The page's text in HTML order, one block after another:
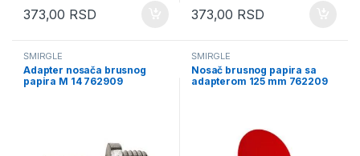
373,00 RSD 373,00 RSD
ŠMIRGLE
Adapter nosača brusnog
papira M 14 762909
ŠMIRGLE
Nosač brusnog papira sa
adapterom 125 mm 762209